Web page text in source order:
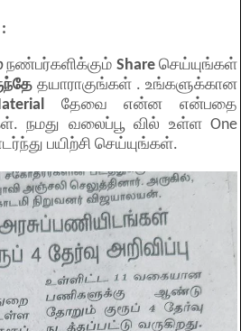
நண்பர்களிக்கும் Shareசெய்யுங்கள்
தயாராகுங்கள் . உங்களுக்கான
தேவை என்ன என்பதை
நமது வலைப்பூ வில் உள்ள One
பயிற்சி செய்யுங்கள்.